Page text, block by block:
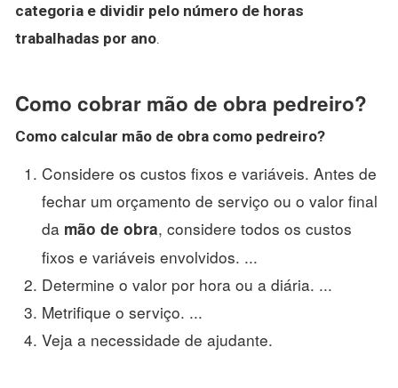
categoria e dividir pelo número de horas
trabalhadas por ano.
Como cobrar mão de obra pedreiro?
Como calcular mão de obra como pedreiro?
Considere os custos fixos e variáveis. Antes de
fechar um orçamento de serviço ou o valor final
da mão de obra, considere todos os custos
fixos e variáveis envolvidos. ...
Determine o valor por hora ou a diária. ...
Metrifique o serviço. ...
Veja a necessidade de ajudante.